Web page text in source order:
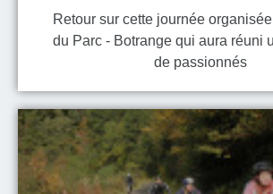
Retour sur cette journée
du Parc - Botrange qui aura réuni
de passionnés